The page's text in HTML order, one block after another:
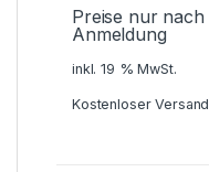
Preise nur nach
Anmeldung
inkl. 19 % MwSt.
Kostenloser Versand